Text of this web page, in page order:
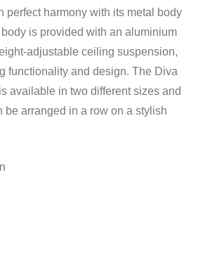
perfect harmony with its metal body
is provided with an aluminium
adjustable ceiling suspension,
functionality and design. The Diva
available in two different sizes and
be arranged in a row on a stylish